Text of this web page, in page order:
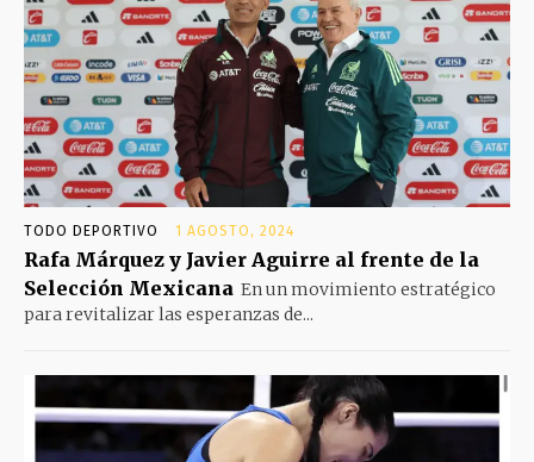
TODO DEPORTIVO 1 AGOSTO, 2024
Rafa Márquez y Javier Aguirre al frente de la
Selección Mexicana En un movimiento estratégico
para revitalizar las esperanzas de...